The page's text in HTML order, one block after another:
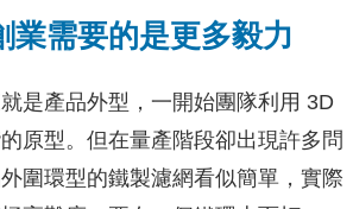
業需要的是更多毅力
是產品外型，一開始團隊利用 3D
原型。但在量產階段卻出現許多問
圍環型的鐵製濾網看似簡單，實際